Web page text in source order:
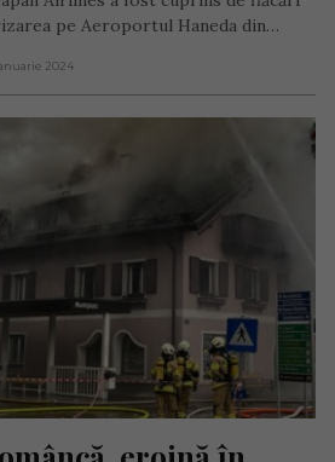
pe Aeroportul Haneda din…
2024